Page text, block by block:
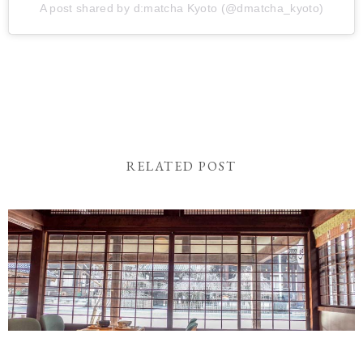
A post shared by d:matcha Kyoto (@dmatcha_kyoto)
RELATED POST